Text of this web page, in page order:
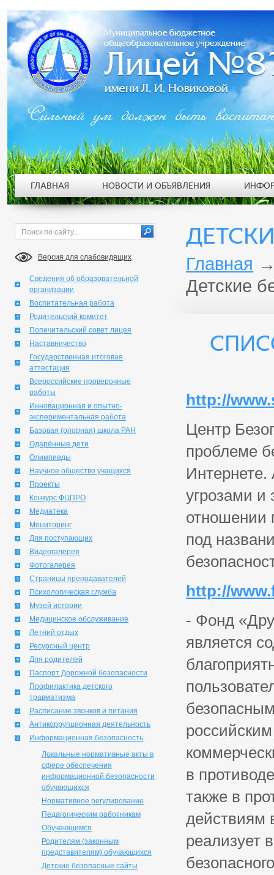
Версия для слабовидящих
Сведения об образовательной
организации
Воспитательная работа
Родительский комитет
Попечительский совет лицея
Наставничество
Государственная итоговая
аттестация
Всероссийские проверочные
работы
Инновационная и опытно-
экспериментальная работа
Базовая (опорная) школа РАН
Одарённые дети
Олимпиады
Научное общество учащихся
Проекты
Конкурс ФЦПРО
Медиатека
Мониторинг
Для поступающих
Видеогалерея
Фотогалерея
Страницы преподавателей
Психологическая служба
Музей истории
Медицинское обслуживание
Летний отдых
Ресурсный центр
Для родителей
Паспорт Дорожной безопасности
Профилактика детского
травматизма
Расписание звонков и питания
Антикоррупционная деятельность
Информационная безопасность
Локальные нормативные акты в
сфере обеспечения
информационной безопасности
обучающихся
Нормативное регулирование
Педагогическим работникам
Обучающимся
Родителям (законным
представителям) обучающихся
Детские безопасные сайты
Главная
Детские
http://
Центр
проблеме
Интернете.
угрозами
отношении
под
http://
- Фонд
является
в
также в
действиям
реализует
Сильный ум должен быть
ГЛАВНАЯ НОВОСТИ И ОБЪЯВЛЕНИЯ